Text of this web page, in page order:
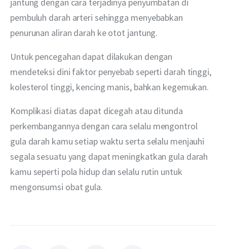
pembuluh darah arteri sehingga menyebabkan
penurunan aliran darah ke otot jantung.
Untuk pencegahan dapat dilakukan dengan
mendeteksi dini faktor penyebab seperti darah tinggi,
kolesterol tinggi, kencing manis, bahkan kegemukan.
Komplikasi diatas dapat dicegah atau ditunda
perkembangannya dengan cara selalu mengontrol
gula darah kamu setiap waktu serta selalu menjauhi
segala sesuatu yang dapat meningkatkan gula darah
kamu seperti pola hidup dan selalu rutin untuk
mengonsumsi obat gula.